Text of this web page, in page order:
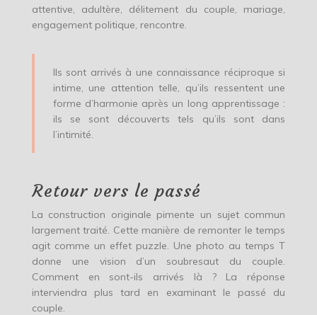
attentive, adultère, délitement du couple, mariage,
engagement politique, rencontre.
Ils sont arrivés à une connaissance réciproque si
intime, une attention telle, qu’ils ressentent une
forme d’harmonie après un long apprentissage :
ils se sont découverts tels qu’ils sont dans
l’intimité.
Retour vers le passé
La construction originale pimente un sujet commun
largement traité. Cette manière de remonter le temps
agit comme un effet puzzle. Une photo au temps T
donne une vision d’un soubresaut du couple.
Comment en sont-ils arrivés là ? La réponse
interviendra plus tard en examinant le passé du
couple.